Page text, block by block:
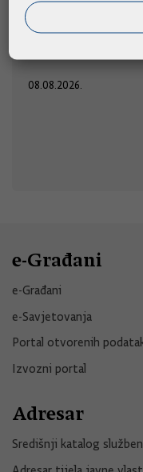
Predsjednik Vlade
utrke 29. Maratona
08.08.2026.
e-Građani
e-Građani
e-Savjetovanja
Portal otvorenih
Izvozni portal
Adresar
Središnji katalog